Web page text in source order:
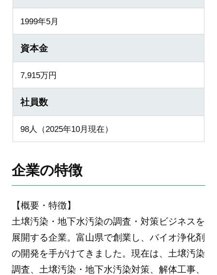
1999年5月
資本金
7,915万円
社員数
98人（2025年10月現在）
企業の特徴
【概要・特徴】
土壌汚染・地下水汚染の調査・対策ビジネスを
展開する企業。富山県で創業し、バイオ浄化剤
の開発を手がけてきました。現在は、土壌汚染
調査、土壌汚染・地下水汚染対策、解体工事、